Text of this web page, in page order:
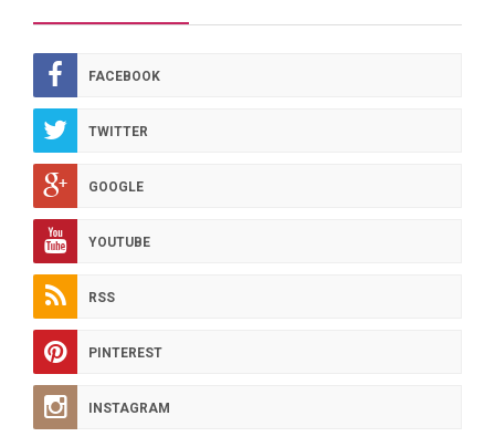
FACEBOOK
TWITTER
GOOGLE
YOUTUBE
RSS
PINTEREST
INSTAGRAM